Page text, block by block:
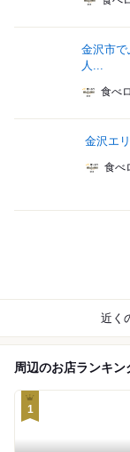
金沢市
人...
食べ
金沢エ
食べ
近く
周辺のお店ランキン
1